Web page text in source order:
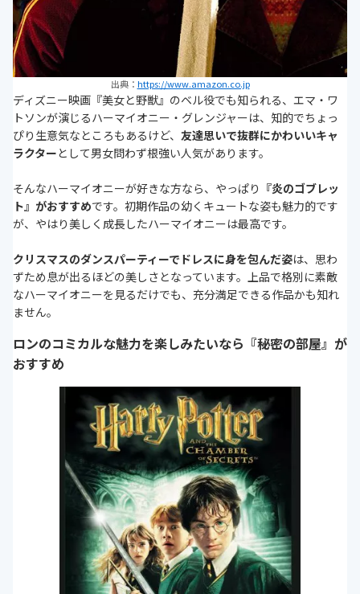
出典： https://www.amazon.co.jp
ディズニー映画『美女と野獣』のベル役でも知られる、エマ・ワ
トソンが演じるハーマイオニー・グレンジャーは、知的でちょっ
ぴり生意気なところもあるけど、 友達思いで抜群にかわいいキャ
ラクターとして男女問わず根強い人気があります。
そんなハーマイオニーが好きな方なら、やっぱり 『炎のゴブレッ
ト』がおすすめです。初期作品の幼くキュートな姿も魅力的です
が、やはり美しく成長したハーマイオニーは最高です。
クリスマスのダンスパーティーでドレスに身を包んだ姿は、思わ
ずため息が出るほどの美しさとなっています。上品で格別に素敵
なハーマイオニーを見るだけでも、充分満足できる作品かも知れ
ません。
ロンのコミカルな魅力を楽しみたいなら『秘密の部屋』が
おすすめ